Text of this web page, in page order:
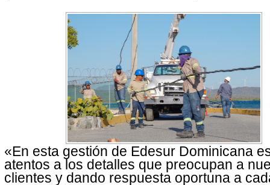
«En esta gestión de Edesur Dominicana
atentos a los detalles que preocupan a
clientes y dando respuesta oportuna a